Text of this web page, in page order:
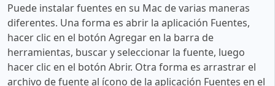
Puede instalar fuentes en su Mac de varias maneras
diferentes. Una forma es abrir la aplicación Fuentes,
hacer clic en el botón Agregar en la barra de
herramientas, buscar y seleccionar la fuente, luego
hacer clic en el botón Abrir. Otra forma es arrastrar el
archivo de fuente al ícono de la aplicación Fuentes en el